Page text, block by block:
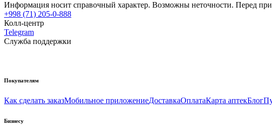
Информация носит справочный характер. Возможны неточности. Перед
+998 (71) 205-0-888
Колл-центр
Telegram
Служба поддержки
Покупателям
Как сделать заказМобильное приложениеДоставкаОплатаКарта аптекБлог
Бизнесу